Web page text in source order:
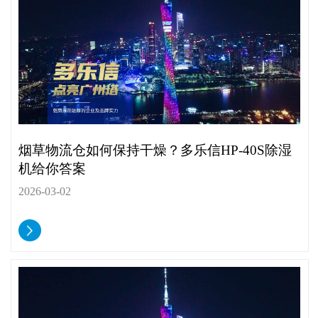
烟草物流仓如何保持干燥？多乐信HP-40S除湿
机给你答案
2026-03-02